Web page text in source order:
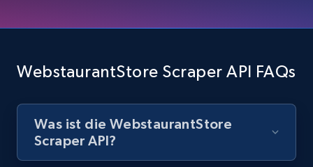
products using specified keywords
URL, Product id, Title, Images, Final price,
WebstaurantStore Scraper API FAQs
Was ist die WebstaurantStore
Scraper API?